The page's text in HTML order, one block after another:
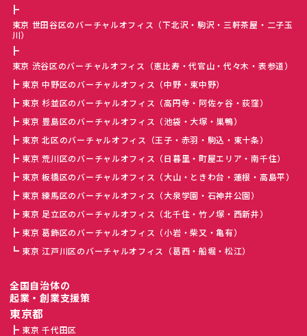
東京 世田谷区のバーチャルオフィス（下北沢・駒沢・三軒茶屋・二子玉
川）
東京 渋谷区のバーチャルオフィス（恵比寿・代官山・代々木・表参道）
東京 中野区のバーチャルオフィス（中野・東中野）
東京 杉並区のバーチャルオフィス（高円寺・阿佐ヶ谷・荻窪）
東京 豊島区のバーチャルオフィス（池袋・大塚・巣鴨）
東京 北区のバーチャルオフィス（王子・赤羽・駒込・東十条）
東京 荒川区のバーチャルオフィス（日暮里・町屋エリア・南千住）
東京 板橋区のバーチャルオフィス（大山・ときわ台・蓮根・高島平）
東京 練馬区のバーチャルオフィス（大泉学園・石神井公園）
東京 足立区のバーチャルオフィス（北千住・竹ノ塚・西新井）
東京 葛飾区のバーチャルオフィス（小岩・柴又・亀有）
東京 江戸川区のバーチャルオフィス（葛西・船堀・松江）
全国自治体の
起業・創業支援策
東京都
東京 千代田区